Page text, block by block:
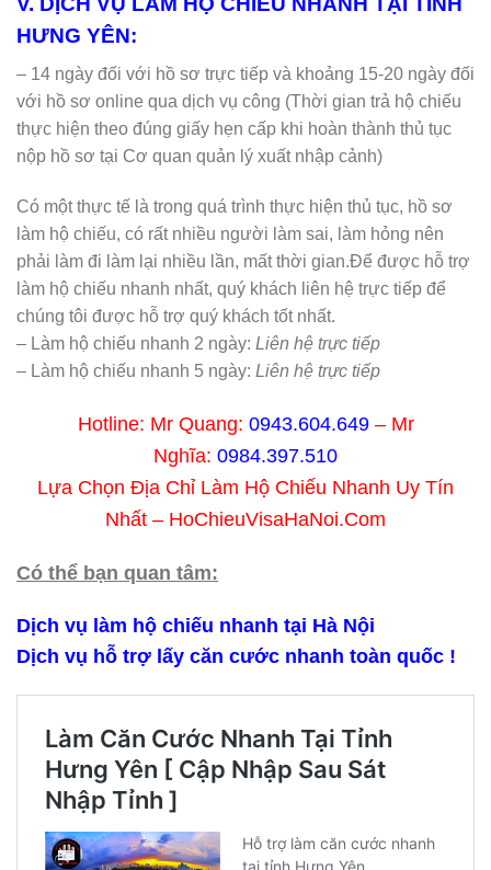
HƯNG YÊN:
– 14 ngày đối với hồ sơ trực tiếp và khoảng 15-20 ngày đối
với hồ sơ online qua dịch vụ công (Thời gian trả hộ chiếu
thực hiện theo đúng giấy hẹn cấp khi hoàn thành thủ tục
nộp hồ sơ tại Cơ quan quản lý xuất nhập cảnh)
Có một thực tế là trong quá trình thực hiện thủ tục, hồ sơ
làm hộ chiếu, có rất nhiều người làm sai, làm hỏng nên
phải làm đi làm lại nhiều lần, mất thời gian.Để được hỗ trợ
làm hộ chiếu nhanh nhất, quý khách liên hệ trực tiếp để
chúng tôi được hỗ trợ quý khách tốt nhất.
– Làm hộ chiếu nhanh 2 ngày: Liên hệ trực tiếp
– Làm hộ chiếu nhanh 5 ngày: Liên hệ trực tiếp
Hotline: Mr Quang: 0943.604.649– Mr
Nghĩa: 0984.397.510
Lựa Chọn Địa Chỉ Làm Hộ Chiếu Nhanh Uy Tín
Nhất – HoChieuVisaHaNoi.Com
Có thể bạn quan tâm:
Dịch vụ làm hộ chiếu nhanh tại Hà Nội
Dịch vụ hỗ trợ lấy căn cước nhanh toàn quốc !